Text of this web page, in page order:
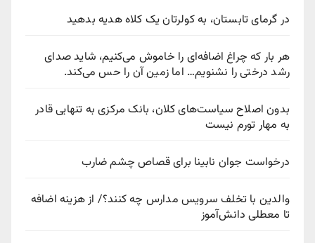
در گرمای تابستان، به کولرتان یک کلاه هدیه بدهید
هر بار که چراغ اضافه‌ای را خاموش می‌کنیم، شاید صدای
رشد درختی را نشنویم… اما زمین آن را حس می‌کند.
بدون اصلاح سیاست‌های کلان، بانک مرکزی به تنهایی قادر
به مهار تورم نیست
درخواست جوان نابینا برای قصاص چشم ضارب
والدین با تخلف سرویس مدارس چه کنند؟/ از هزینه اضافه
تا معطلی دانش‌آموز